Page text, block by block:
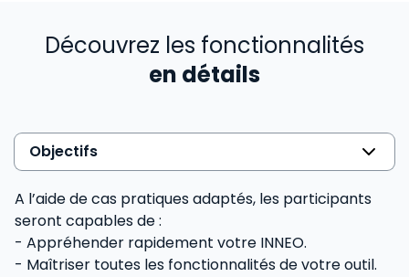
Découvrez les fonctionnalités
en détails
Objectifs
A l’aide de cas pratiques adaptés, les participants
seront capables de :
- Appréhender rapidement votre INNEO.
- Maîtriser toutes les fonctionnalités de votre outil.